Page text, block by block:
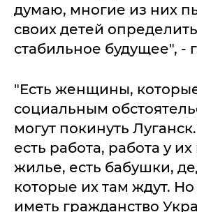
думаю, многие из них
своих детей
стабильное будущее", -
"Есть женщины,
социальным
могут покинуть
есть работа, работа у
жилье, есть бабушки,
которые их там ждут. Но
иметь гражданство